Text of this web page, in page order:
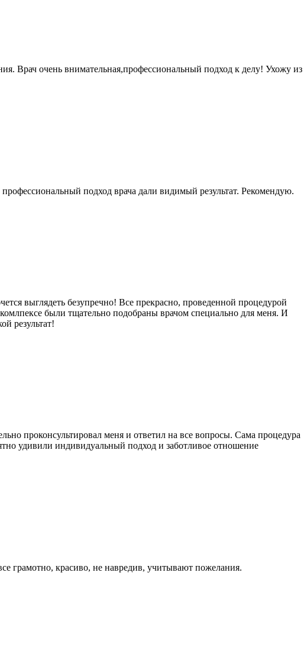
Врач очень внимaтельная,профессиональный подход к делу! Ухожу из
подход врача дали видимый результат. Рекомендую.
выглядеть безупречно! Все прекрасно, проведенной процедурой
были тщательно подобраны врачом специально для меня. И
рeзультат!
проконсультировал меня и ответил на все вопросы. Сама процедура
удивили индивидуальный подход и заботливое отношение
грамотно, красиво, не навредив, учитывают пожелания.